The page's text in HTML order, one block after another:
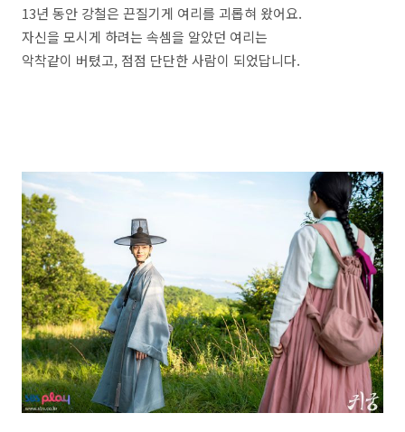
13년 동안 강철은 끈질기게 여리를 괴롭혀 왔어요.
자신을 모시게 하려는 속셈을 알았던 여리는
악착같이 버텼고, 점점 단단한 사람이 되었답니다.